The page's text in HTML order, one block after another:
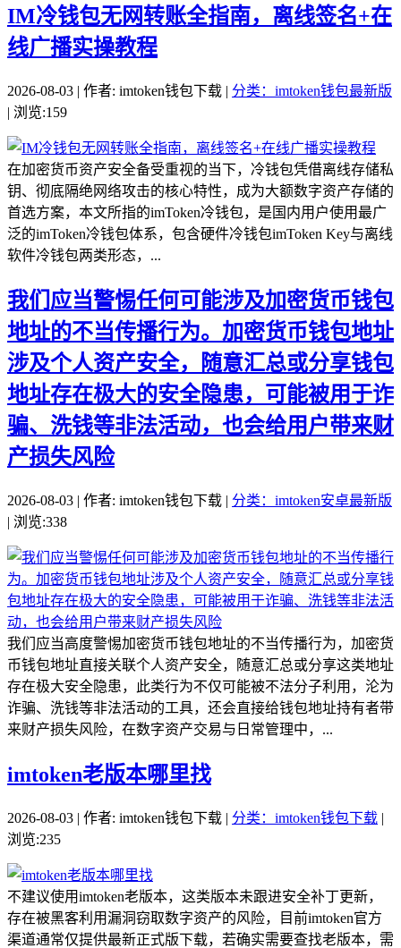
IM冷钱包无网转账全指南，离线签名+在
线广播实操教程
2026-08-03 | 作者: imtoken钱包下载 | 分类：imtoken钱包最新版
| 浏览:159
在加密货币资产安全备受重视的当下，冷钱包凭借离线存储私
钥、彻底隔绝网络攻击的核心特性，成为大额数字资产存储的
首选方案，本文所指的imToken冷钱包，是国内用户使用最广
泛的imToken冷钱包体系，包含硬件冷钱包imToken Key与离线
软件冷钱包两类形态，...
我们应当警惕任何可能涉及加密货币钱包
地址的不当传播行为。加密货币钱包地址
涉及个人资产安全，随意汇总或分享钱包
地址存在极大的安全隐患，可能被用于诈
骗、洗钱等非法活动，也会给用户带来财
产损失风险
2026-08-03 | 作者: imtoken钱包下载 | 分类：imtoken安卓最新版
| 浏览:338
我们应当高度警惕加密货币钱包地址的不当传播行为，加密货
币钱包地址直接关联个人资产安全，随意汇总或分享这类地址
存在极大安全隐患，此类行为不仅可能被不法分子利用，沦为
诈骗、洗钱等非法活动的工具，还会直接给钱包地址持有者带
来财产损失风险，在数字资产交易与日常管理中，...
imtoken老版本哪里找
2026-08-03 | 作者: imtoken钱包下载 | 分类：imtoken钱包下载 |
浏览:235
不建议使用imtoken老版本，这类版本未跟进安全补丁更新，
存在被黑客利用漏洞窃取数字资产的风险，目前imtoken官方
渠道通常仅提供最新正式版下载，若确实需要查找老版本，需